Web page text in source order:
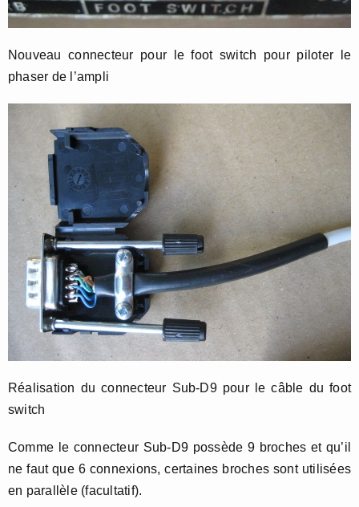
Nouveau connecteur pour le foot switch pour piloter le
phaser de l’ampli
Réalisation du connecteur Sub-D9 pour le câble du foot
switch
Comme le connecteur Sub-D9 possède 9 broches et qu’il
ne faut que 6 connexions, certaines broches sont utilisées
en parallèle (facultatif).